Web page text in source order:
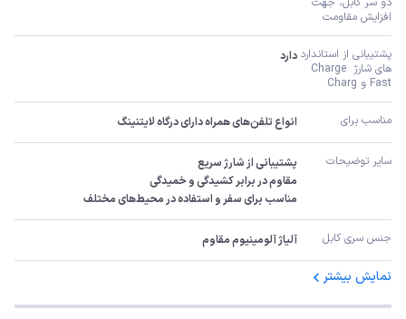
افزایش مقاومت
پشتیبانی از استاندارد
های شارژ Charge
Fast و Charg
دارد
مناسب برای انواع تلفن‌های همراه دارای درگاه لایتنینگ
سایر توضیحات
مناسب برای سفر و استفاده در محیط‌های مختلف
جنس سری کابل آلیاژ آلومینیوم مقاوم
نمایش بیشتر